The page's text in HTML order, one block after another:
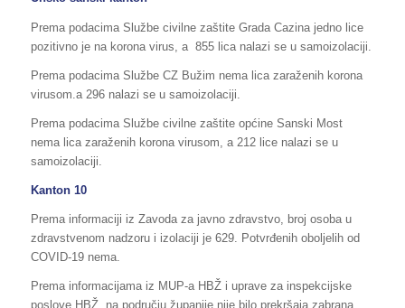
Prema podacima Službe civilne zaštite Grada Cazina jedno lice
pozitivno je na korona virus, a 855 lica nalazi se u samoizolaciji.
Prema podacima Službe CZ Bužim nema lica zaraženih korona
virusom.a 296 nalazi se u samoizolaciji.
Prema podacima Službe civilne zaštite općine Sanski Most
nema lica zaraženih korona virusom, a 212 lice nalazi se u
samoizolaciji.
Kanton 10
Prema informaciji iz Zavoda za javno zdravstvo, broj osoba u
zdravstvenom nadzoru i izolaciji je 629. Potvrđenih oboljelih od
COVID-19 nema.
Prema informacijama iz MUP-a HBŽ i uprave za inspekcijske
poslove HBŽ, na području županije nije bilo prekršaja zabrana